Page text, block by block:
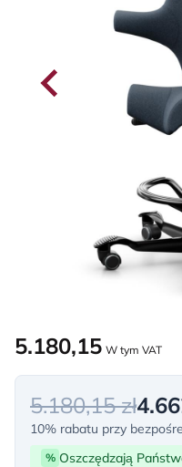
5.180,15 W tym VAT
5.180,15 zł
10% rabatu przy
% Oszczędzają